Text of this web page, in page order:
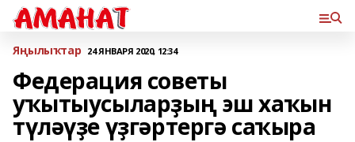
Яңылыҡтар 24 ЯНВАРЯ 2020, 12:34
Федерация советы
уҡытыусыларҙың эш хаҡын
түләүҙе үҙгәртергә саҡыра